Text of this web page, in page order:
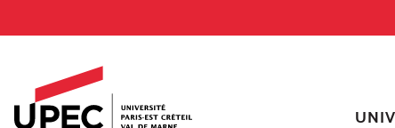
Accès directs
Recherche
Navigation secondaire